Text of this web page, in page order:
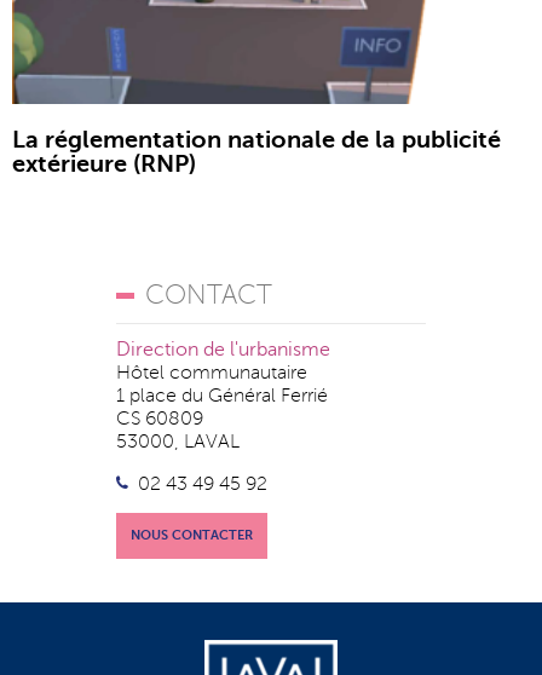
La réglementation nationale de la publicité
extérieure (RNP)
CONTACT
Direction de l'urbanisme
Hôtel communautaire
1 place du Général Ferrié
CS 60809
53000, LAVAL
02 43 49 45 92
NOUS CONTACTER